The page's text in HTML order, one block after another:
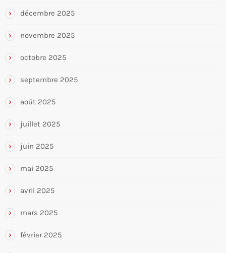
décembre 2025
novembre 2025
octobre 2025
septembre 2025
août 2025
juillet 2025
juin 2025
mai 2025
avril 2025
mars 2025
février 2025